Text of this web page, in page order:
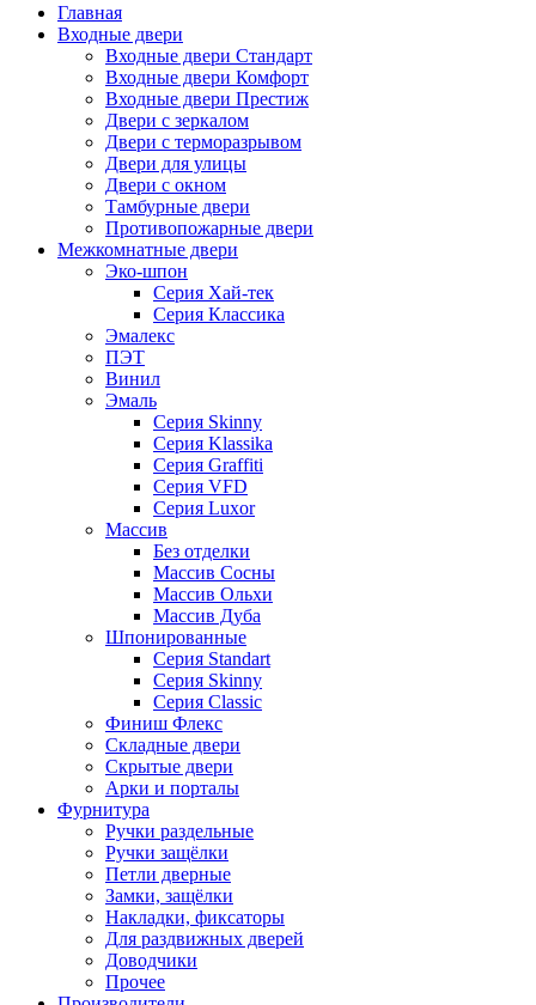
Главная
Входные двери
Входные двери Стандарт
Входные двери Комфорт
Входные двери Престиж
Двери с зеркалом
Двери с терморазрывом
Двери для улицы
Двери с окном
Тамбурные двери
Противопожарные двери
Межкомнатные двери
Эко-шпон
Серия Хай-тек
Серия Классика
Эмалекс
ПЭТ
Винил
Эмаль
Серия Skinny
Серия Klassika
Серия Graffiti
Серия VFD
Серия Luxor
Массив
Без отделки
Массив Сосны
Массив Ольхи
Массив Дуба
Шпонированные
Серия Standart
Серия Skinny
Серия Classic
Финиш Флекс
Складные двери
Скрытые двери
Арки и порталы
Фурнитура
Ручки раздельные
Ручки защёлки
Петли дверные
Замки, защёлки
Накладки, фиксаторы
Для раздвижных дверей
Доводчики
Прочее